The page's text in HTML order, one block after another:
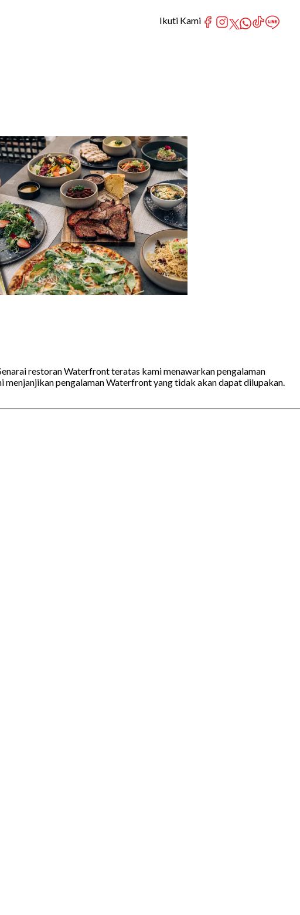
restoran Waterfront teratas kami menawarkan pengalaman
menjanjikan pengalaman Waterfront yang tidak akan dapat dilupakan.
Ikuti Kami